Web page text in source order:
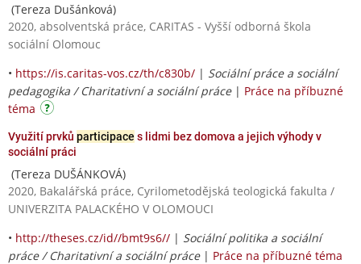
(Tereza Dušánková)
2020, absolventská práce, CARITAS - Vyšší odborná škola
sociální Olomouc
• https://is.caritas-vos.cz/th/c830b/ | Sociální práce a sociální
pedagogika / Charitativní a sociální práce| Práce na příbuzné
téma
Využití prvků participace s lidmi bez domova a jejich výhody v
sociální práci
(Tereza DUŠÁNKOVÁ)
2020, Bakalářská práce, Cyrilometodějská teologická fakulta /
UNIVERZITA PALACKÉHO V OLOMOUCI
• http://theses.cz/id//bmt9s6// | Sociální politika a sociální
práce / Charitativní a sociální práce| Práce na příbuzné téma